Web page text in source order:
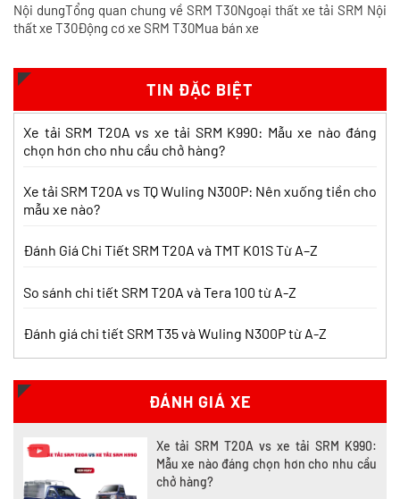
Nội dungTổng quan chung về SRM T30Ngoại thất xe tải SRM Nội
thất xe T30Động cơ xe SRM T30Mua bán xe
TIN ĐẶC BIỆT
Xe tải SRM T20A vs xe tải SRM K990: Mẫu xe nào đáng
chọn hơn cho nhu cầu chở hàng?
Xe tải SRM T20A vs TQ Wuling N300P: Nên xuống tiền cho
mẫu xe nào?
Đánh Giá Chi Tiết SRM T20A và TMT K01S Từ A–Z
So sánh chi tiết SRM T20A và Tera 100 từ A-Z
Đánh giá chi tiết SRM T35 và Wuling N300P từ A-Z
ĐÁNH GIÁ XE
So sánh xe tải SRM T35 và SRM K990:
Khác biệt gì và chọn sao cho đúng?
So sánh xe tải SRM T35 và Tera 100s:
Nên chọn dòng nào?
Pro? So sánh chi tiết
Nên mua xe tải SRM T30 hay Tera 100?
Tìm hiểu chi tiết
Xe tải SRM T20A vs xe tải SRM K990:
Mẫu xe nào đáng chọn hơn cho nhu cầu
chở hàng?